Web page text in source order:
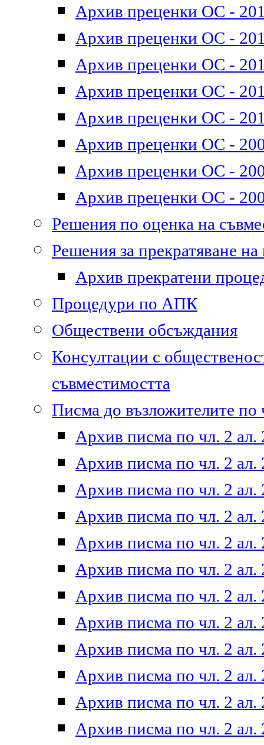
Архив преценки ОС -
Архив преценки ОС -
Архив преценки ОС -
Архив преценки ОС -
Архив преценки ОС -
Архив преценки ОС -
Архив преценки ОС -
Архив преценки ОС -
Решения по оценка на
Решения за прекратяване
Архив прекратени
Процедури по АПК
Обществени обсъждания
Консултации с
съвместимостта
Писма до възложителите по
Архив писма по чл. 2 ал.
Архив писма по чл. 2 ал.
Архив писма по чл. 2 ал.
Архив писма по чл. 2 ал.
Архив писма по чл. 2 ал.
Архив писма по чл. 2 ал.
Архив писма по чл. 2 ал.
Архив писма по чл. 2 ал.
Архив писма по чл. 2 ал.
Архив писма по чл. 2 ал.
Архив писма по чл. 2 ал.
Архив писма по чл. 2 ал.